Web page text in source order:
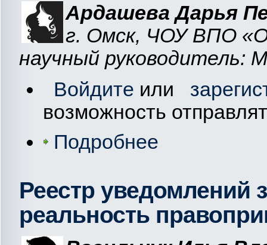
Ардашева Дарья
г. Омск, ЧОУ ВПО
научный руководитель:
Войдите или
возможность
Подробнее
Реестр уведомлений
реальность